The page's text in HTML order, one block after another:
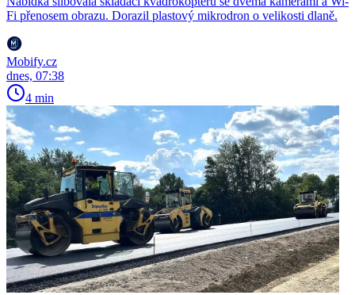
Fi přenosem obrazu. Dorazil plastový mikrodron o velikosti dlaně.
Mobify.cz
dnes, 07:38
4 min